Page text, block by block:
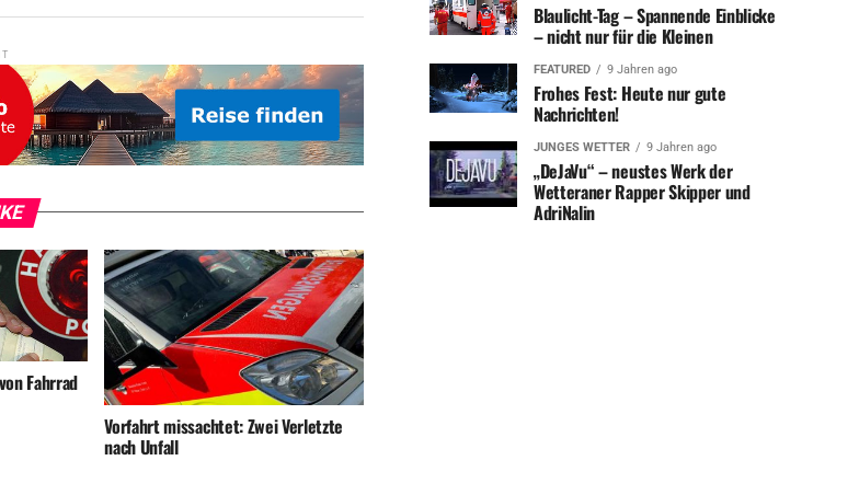
Fahrrad
Vorfahrt missachtet: Zwei Verletzte
nach Unfall
Blaulicht-Tag – Spannende Einblicke
– nicht nur für die Kleinen
FEATURED 9 Jahren ago
Frohes Fest: Heute nur gute
Nachrichten!
JUNGES WETTER 9 Jahren ago
„DeJaVu“ – neustes Werk der
Wetteraner Rapper Skipper und
AdriNalin